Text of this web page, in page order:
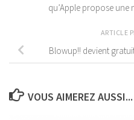
qu’Apple propose une
ARTICLE
Blowup!! devient
VOUS AIMEREZ AUSSI...